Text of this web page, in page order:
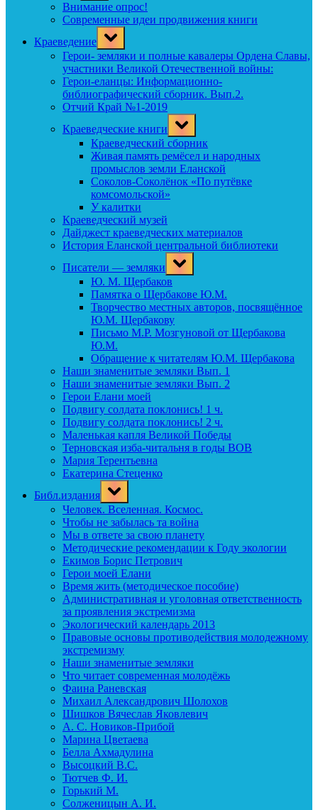
menu
Внимание опрос!
Современные идеи продвижения книги
Краеведение
Toggle
sub-
menu
Герои- земляки и полные кавалеры Ордена Славы,
участники Великой Отечественной войны:
Герои-еланцы: Информационно-
библиографический сборник. Вып.2.
Отчий Край №1-2019
Краеведческие книги
Toggle
sub-
menu
Краеведческий сборник
Живая память ремёсел и народных
промыслов земли Еланской
Соколов-Соколёнок «По путёвке
комсомольской»
У калитки
Краеведческий музей
Дайджест краеведческих материалов
История Еланской центральной библиотеки
Писатели — земляки
Toggle
sub-
menu
Ю. М. Щербаков
Памятка о Щербакове Ю.М.
Творчество местных авторов, посвящённое
Ю.М. Щербакову
Письмо М.Р. Мозгуновой от Щербакова
Ю.М.
Обращение к читателям Ю.М. Щербакова
Наши знаменитые земляки Вып. 1
Наши знаменитые земляки Вып. 2
Герои Елани моей
Подвигу солдата поклонись! 1 ч.
Подвигу солдата поклонись! 2 ч.
Маленькая капля Великой Победы
Терновская изба-читальня в годы ВОВ
Мария Терентьевна
Екатерина Стеценко
Библ.издания
Toggle
sub-
menu
Человек. Вселенная. Космос.
Чтобы не забылась та война
Мы в ответе за свою планету
Методические рекомендации к Году экологии
Екимов Борис Петрович
Герои моей Елани
Время жить (методическое пособие)
Административная и уголовная ответственность
за проявления экстремизма
Экологический календарь 2013
Правовые основы противодействия молодежному
экстремизму
Наши знаменитые земляки
Что читает современная молодёжь
Фаина Раневская
Михаил Александрович Шолохов
Шишков Вячеслав Яковлевич
А. С. Новиков-Прибой
Марина Цветаева
Белла Ахмадулина
Высоцкий В.С.
Тютчев Ф. И.
Горький М.
Солженицын А. И.